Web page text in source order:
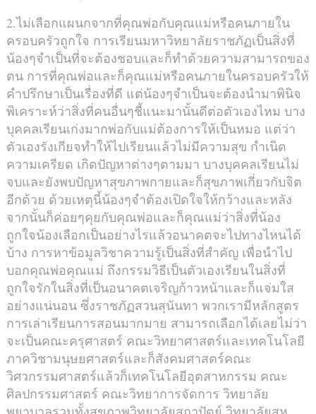
2.ไม่เลือกแผนกจากที่คุณพ่อกับคุณแม่หรือคนภายใน
ครอบครัวถูกใจ การเรียนมหาวิทยาลัยราชภัฏเป็นสิ่งที่
น้องๆจำเป็นที่จะต้องชอบและก็ทำด้วยความสามารถของ
ตน การที่คุณพ่อและก็คุณแม่หรือคนภายในครอบครัวให้
คำปรึกษาเป็นเรื่องที่ดี แต่น้องๆจำเป็นจะต้องนำมาพินิจ
พิเคราะห์ว่าสิ่งที่คนอื่นๆชี้แนะมานั้นดีต่อตัวเองไหม บาง
บุคคลเรียนเก่งมากพ่อกับแม่ต้องการให้เป็นหมอ แต่ว่า
ตัวเองรังเกียจทำให้ไปเรียนแล้วไม่มีความสุข กำเนิด
ความเครียด เกิดปัญหาต่างๆตามมา บางบุคคลเรียนไม่
จบและยังพบปัญหาสุขภาพกายและก็สุขภาพเกี่ยวกับจิต
อีกด้วย ด้วยเหตุนี้น้องๆจำต้องเปิดใจให้กว้างและหลัง
จากนั้นก็ค่อยๆคุยกับคุณพ่อและก็คุณแม่ว่าสิ่งที่น้อง
ถูกใจน้องเลือกเป็นอย่างไรแล้วอนาคตจะไปทางไหนได้
บ้าง การหาข้อมูลวิชาความรู้เป็นสิ่งที่สำคัญ เพื่อนำไป
บอกคุณพ่อคุณแม่ ถึงกรรมวิธีเป็นตัวเองเรียนในสิ่งที่
ถูกใจรักในสิ่งที่เป็นอนาคตเจริญก้าวหน้าและก็แจ่มใส
อย่างแน่นอน ซึ่งราชภัฏสวนสุนันทา พวกเรามีหลักสูตร
การเล่าเรียนการสอนมากมาย สามารถเลือกได้เลยไม่ว่า
จะเป็นคณะครุศาสตร์ คณะวิทยาศาสตร์และเทคโนโลยี
ภาควิชามนุษยศาสตร์และก็สังคมศาสตร์คณะ
วิศวกรรมศาสตร์แล้วก็เทคโนโลยีอุตสาหกรรม คณะ
ศิลปกรรมศาสตร์ คณะวิทยาการจัดการ วิทยาลัย